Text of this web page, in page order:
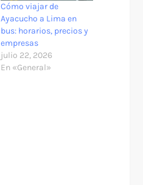
Cómo viajar de
Ayacucho a Lima en
bus: horarios, precios y
empresas
julio 22, 2026
En «General»